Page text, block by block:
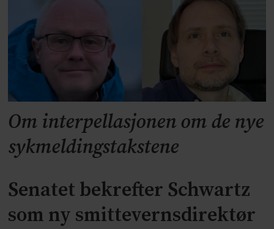
Om interpellasjonen om de nye
sykmeldingstakstene
Senatet bekrefter Schwartz
som ny smittevernsdirektør